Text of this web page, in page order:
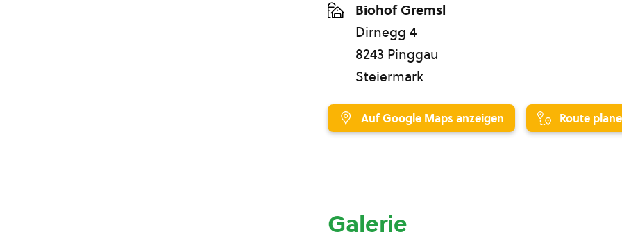
Biohof Gremsl
Dirnegg 4
8243 Pinggau
Steiermark
Auf Google Maps anzeigen Route
Galerie